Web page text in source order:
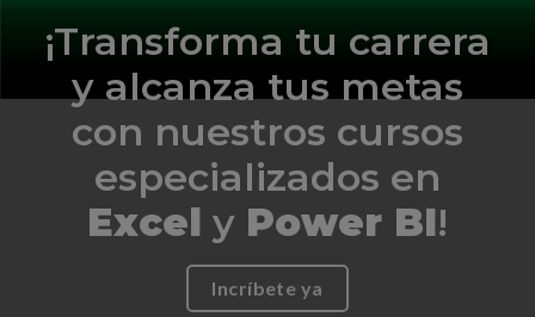
¡Transforma tu carrera
y alcanza tus metas
con nuestros cursos
especializados en
Excel y Power BI!
Incríbete ya